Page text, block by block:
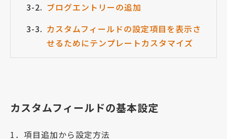
ブログエントリーの追加
カスタムフィールドの設定項目を表示さ
せるためにテンプレートカスタマイズ
カスタムフィールドの基本設定
1．項目追加から設定方法